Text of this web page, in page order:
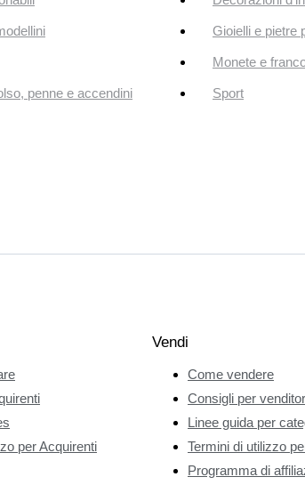
Gioielli e pietre
Monete e
penne e accendini Sport
per Acquirenti
Vendi
Come vendere
Consigli per
Linee guida per
Termini di utilizzo
Programma di